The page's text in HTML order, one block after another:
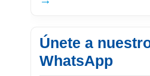
Únete a
WhatsApp